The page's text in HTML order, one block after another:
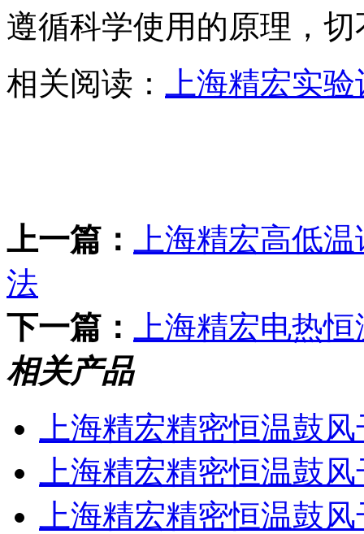
遵循科学使用的原理，
相关阅读：
上海精宏实
上一篇：
上海精宏高低
法
下一篇：
上海精宏电热
相关产品
上海精宏精密恒温鼓
上海精宏精密恒温鼓
上海精宏精密恒温鼓